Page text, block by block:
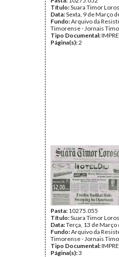
Título:Suara Timor
Data:Sexta, 9 de Março
Fundo:Arquivo da
Timorense - Jornais
Tipo Documental:
Página(s):2
Pasta: 10275.055
Título:Suara Timor
Data:Terça, 13 de Março
Fundo:Arquivo da
Timorense - Jornais
Tipo Documental:
Página(s):3